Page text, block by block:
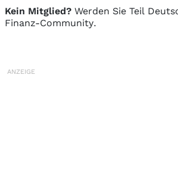
Kein Mitglied? Werden Sie Teil
Finanz-Community.